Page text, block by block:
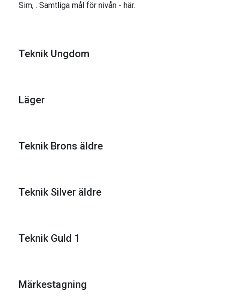
Sim, . Samtliga mål för nivån - här.
Teknik Ungdom
Läger
Teknik Brons äldre
Teknik Silver äldre
Teknik Guld 1
Märkestagning